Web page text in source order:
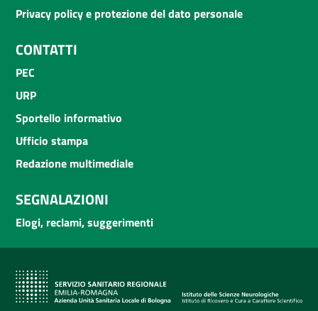
Privacy policy e protezione del dato personale
CONTATTI
PEC
URP
Sportello informativo
Ufficio stampa
Redazione multimediale
SEGNALAZIONI
Elogi, reclami, suggerimenti